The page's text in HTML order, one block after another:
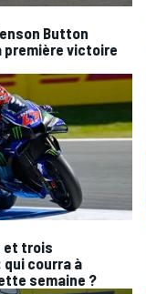
Button
victoire
et trois
courra à
semaine ?